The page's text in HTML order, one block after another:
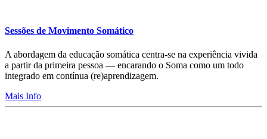
Sessões de Movimento Somático
A abordagem da educação somática centra-se na experiência vivida
a partir da primeira pessoa — encarando o Soma como um todo
integrado em contínua (re)aprendizagem.
Mais Info